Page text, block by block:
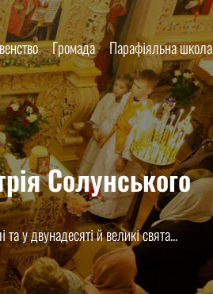
Громада Парафіяльна школа
храмі
Христової є найчастішим